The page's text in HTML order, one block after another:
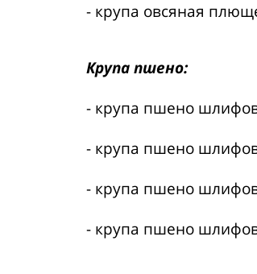
- крупа овсяная
Крупа пшено:
- крупа пшено
- крупа пшено
- крупа пшено
- крупа пшено